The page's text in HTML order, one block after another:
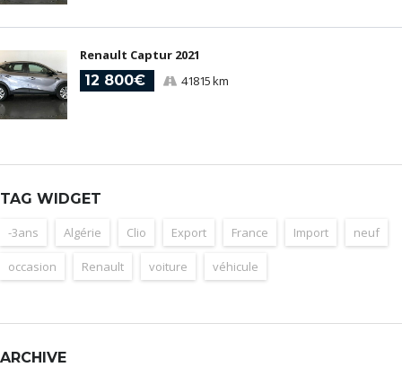
Renault Captur 2021
12 800€ 41815 km
TAG WIDGET
-3ans Algérie Clio Export France Import neuf
occasion Renault voiture véhicule
ARCHIVE